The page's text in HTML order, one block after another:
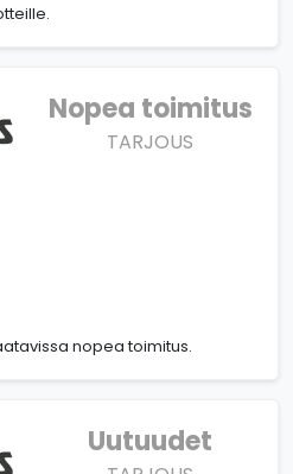
Nopea toimitus
TARJOUS
nopea toimitus.
Uutuudet